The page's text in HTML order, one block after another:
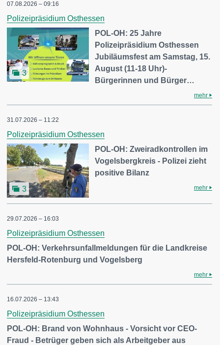
07.08.2026 – 09:16
Polizeipräsidium Osthessen
3
POL-OH: 25 Jahre
Polizeipräsidium Osthessen
Jubiläumsfest am Samstag, 15.
August (11-18 Uhr)-
Bürgerinnen und Bürger…
mehr
31.07.2026 – 11:22
Polizeipräsidium Osthessen
3
POL-OH: Zweiradkontrollen im
Vogelsbergkreis - Polizei zieht
positive Bilanz
mehr
29.07.2026 – 16:03
Polizeipräsidium Osthessen
POL-OH: Verkehrsunfallmeldungen für die Landkreise
Hersfeld-Rotenburg und Vogelsberg
mehr
16.07.2026 – 13:43
Polizeipräsidium Osthessen
POL-OH: Brand von Wohnhaus - Vorsicht vor CEO-
Fraud - Betrüger geben sich als Arbeitgeber aus